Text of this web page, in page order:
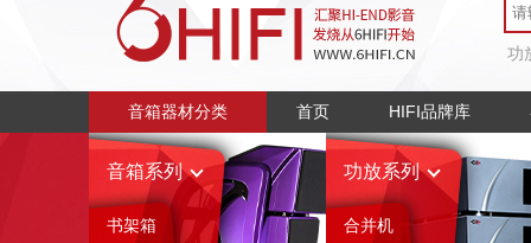
功
音箱器材分类 首页 HIFI品牌库
音箱系列
书架箱
功放系列
合并机